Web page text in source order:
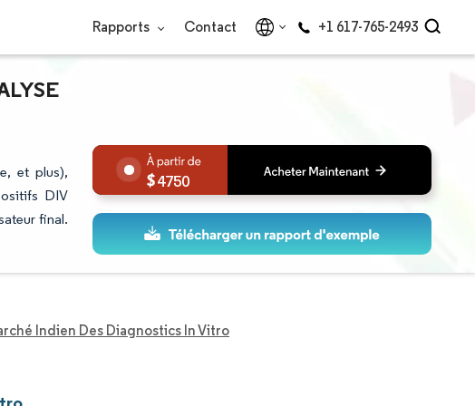
Rapports Contact +1 617-765-2493
et plus),
DIV
final.
4750
Indien Des Diagnostics In Vitro